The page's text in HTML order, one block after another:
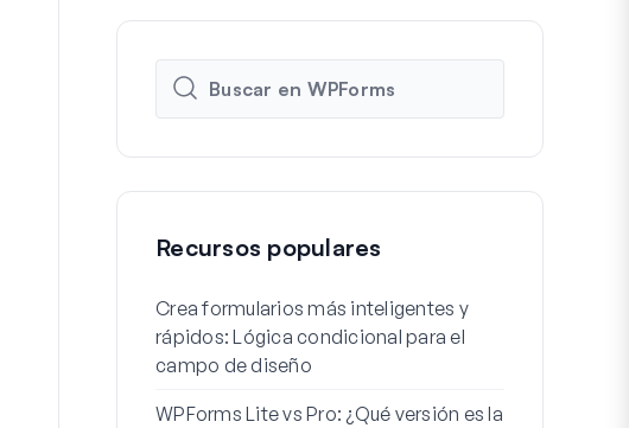
Recursos populares
Crea formularios más inteligentes y
rápidos: Lógica condicional para el
campo de diseño
WPForms Lite vs Pro: ¿Qué versión es la